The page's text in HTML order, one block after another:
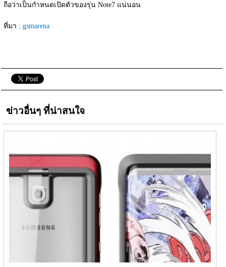
ถือว่าเป็นกำหนดเปิดตัวของรุ่น Note7 แน่นอน
ที่มา : gsmarena
ข่าวอื่นๆ ที่น่าสนใจ